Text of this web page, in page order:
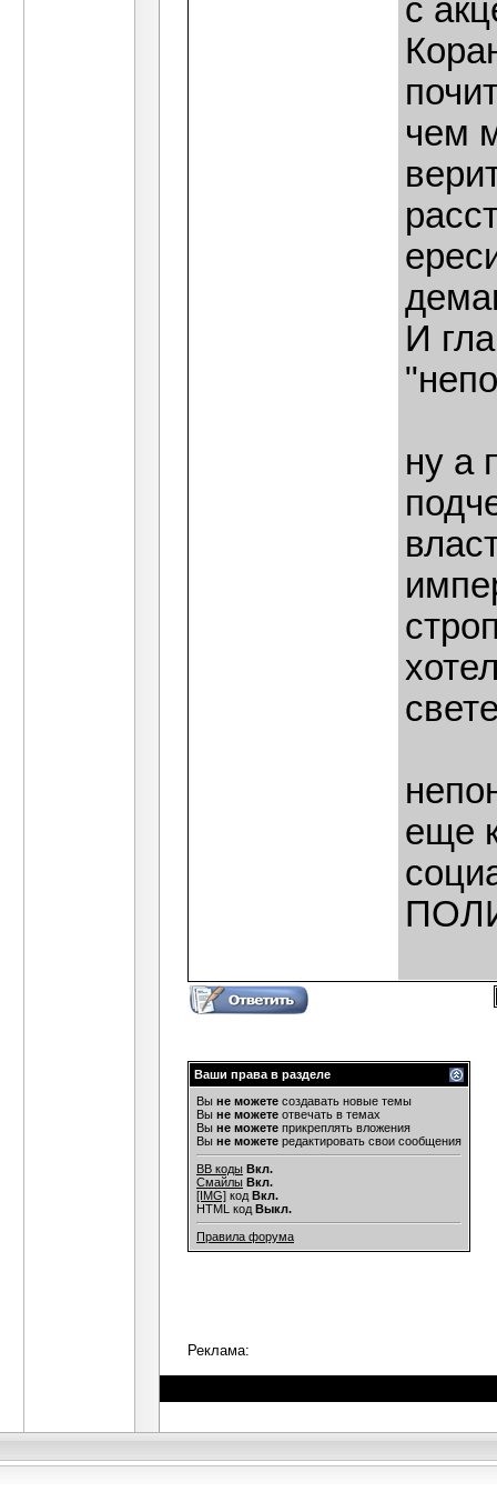
с
чем
И
ну а
еще
Ваши права в разделе
Вы не можете создавать новые темы
Вы не можете отвечать в темах
Вы не можете прикреплять вложения
Вы не можете редактировать свои сообщения
BB коды Вкл.
Смайлы Вкл.
[IMG] код Вкл.
HTML код Выкл.
Правила форума
Реклама: